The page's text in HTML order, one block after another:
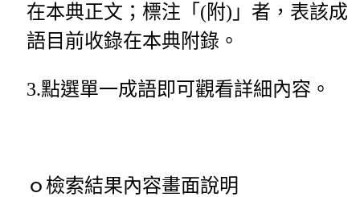
在本典正文；標注「(附)」者，表該成
語目前收錄在本典附錄。
3.點選單一成語即可觀看詳細內容。
ｏ檢索結果內容畫面說明